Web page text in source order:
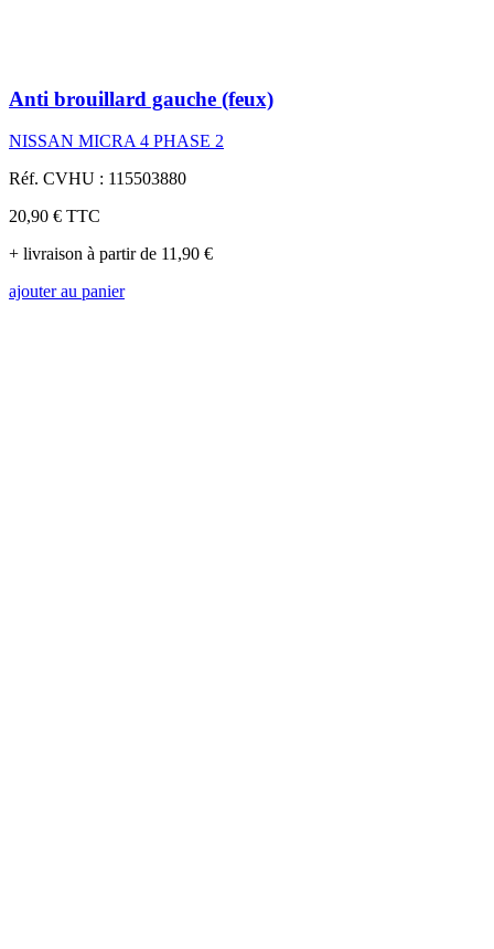
Anti brouillard gauche (feux)
NISSAN MICRA 4 PHASE 2
Réf. CVHU : 115503880
20,90 € TTC
+ livraison à partir de 11,90 €
ajouter au panier